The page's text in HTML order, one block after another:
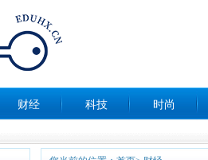
财经 科技 时尚